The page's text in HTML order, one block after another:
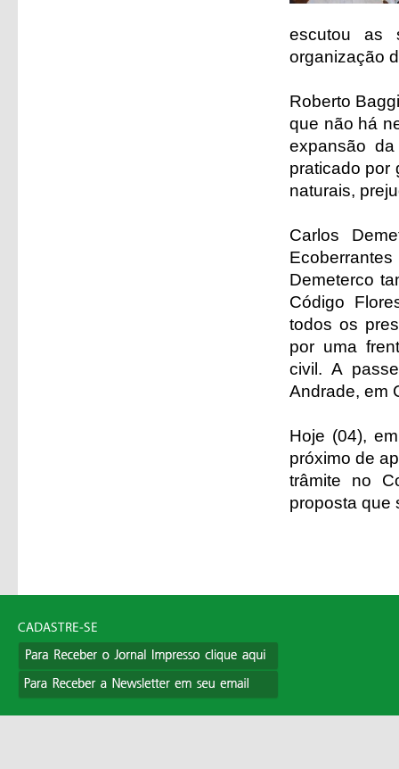
escutou as
organização
Roberto
que não há
expansão
praticado por
naturais,
Carlos
Demeterco
Código
todos os
por uma
civil. A
Andrade, em
Hoje (04),
próximo de
trâmite no
proposta que